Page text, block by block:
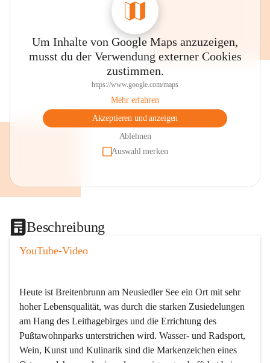
Um Inhalte von Google Maps anzuzeigen,
musst du der Verwendung externer Cookies
zustimmen.
https://www.google.com/maps
Mehr erfahren
Akzeptieren und anzeigen
Ablehnen
Auswahl merken
Beschreibung
YouTube-Video
Heute ist Breitenbrunn am Neusiedler See ein Ort mit sehr
hoher Lebensqualität, was durch die starken Zusiedelungen
am Hang des Leithagebirges und die Errichtung des
Pußtawohnparks unterstrichen wird. Wasser- und Radsport,
Wein, Kunst und Kulinarik sind die Markenzeichen eines